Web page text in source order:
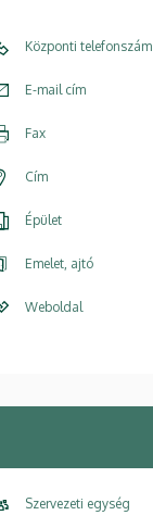
Központi telefonszám
E-mail cím
Fax
Cím
Épület
Emelet, ajtó
Weboldal
Szervezeti egység